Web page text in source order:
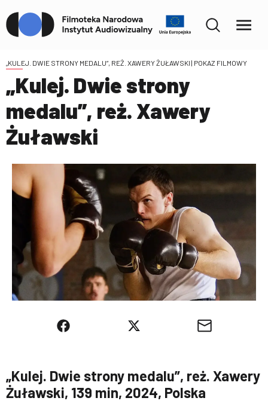
„KULEJ. DWIE STRONY MEDALU”, REŻ. XAWERY ŻUŁAWSKI | POKAZ FILMOWY
„Kulej. Dwie strony
medalu”, reż. Xawery
Żuławski
„Kulej. Dwie strony medalu”, reż. Xawery
Żuławski, 139 min, 2024, Polska